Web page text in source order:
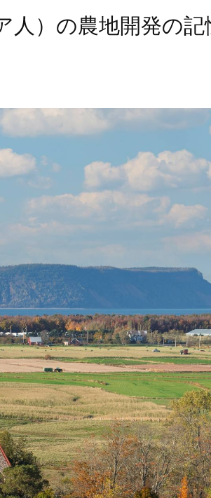
人）の農地開発の